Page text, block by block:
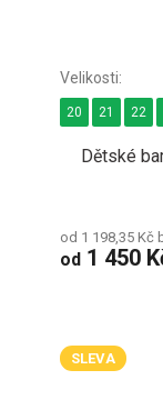
Dětské
od 1 198,35 Kč
od 1 450
20 21 22
SLEVA